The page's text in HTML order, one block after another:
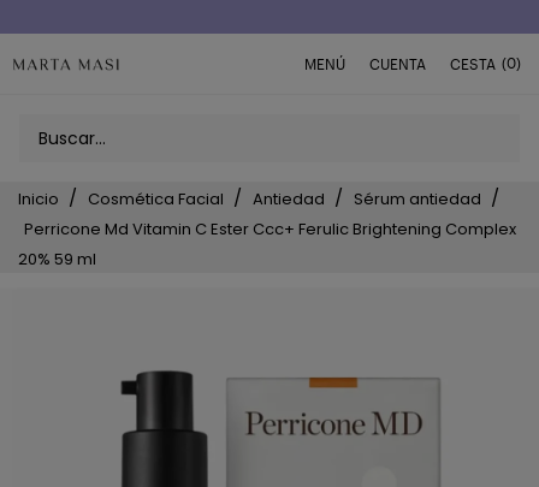
MENÚ CUENTA CESTA (0)
Inicio Cosmética Facial Antiedad
Sérum antiedad
Perricone Md Vitamin C Ester Ccc+ Ferulic Brightening Complex
20% 59 ml